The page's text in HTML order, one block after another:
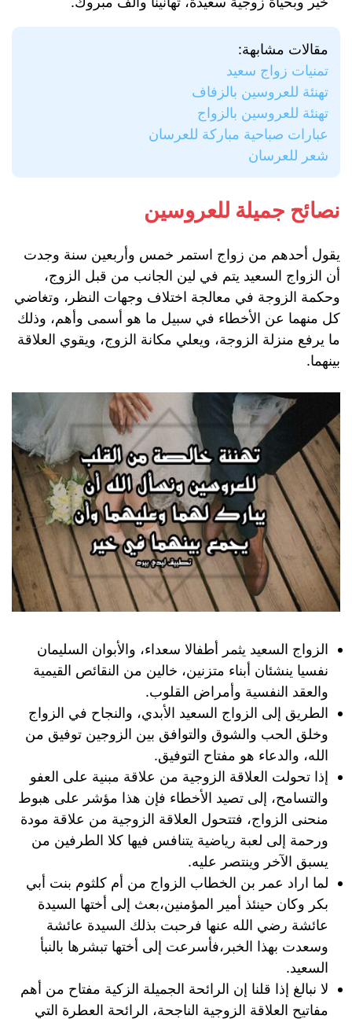
مقالات مشابهة:
تمنيات زواج سعيد
تهنئة للعروسين بالزفاف
تهنئة للعروسين بالزواج
عبارات صباحية مباركة للعرسان
شعر للعرسان
نصائح جميلة للعروسين
يقول أحدهم من زواج استمر خمس وأربعين سنة وجدت
أن الزواج السعيد يتم في لين الجانب من قبل الزوج،
وحكمة الزوجة في معالجة اختلاف وجهات النظر، وتغاضي
كل منهما عن الأخطاء في سبيل ما هو أسمى وأهم، وذلك
ما يرفع منزلة الزوجة، ويعلي مكانة الزوج، ويقوي العلاقة
بينهما.
الزواج السعيد يثمر أطفالا سعداء، والأبوان السليمان
نفسيا ينشئان أبناء متزنين، خالين من النقائص القيمية
والعقد النفسية وأمراض القلوب.
الطريق إلى الزواج السعيد الأبدي، والنجاح في الزواج
وخلق الحب والشوق والتوافق بين الزوجين توفيق من
الله، والدعاء هو مفتاح التوفيق.
إذا تحولت العلاقة الزوجية من علاقة مبنية على العفو
والتسامح، إلى تصيد الأخطاء فإن هذا مؤشر على هبوط
منحنى الزواج، فتتحول العلاقة الزوجية من علاقة مودة
ورحمة إلى لعبة رياضية يتنافس فيها كلا الطرفين من
يسبق الآخر وينتصر عليه.
لما اراد عمر بن الخطاب الزواج من أم كلثوم بنت أبي
بكر وكان حينئذ أمير المؤمنين،بعث إلى أختها السيدة
عائشة رضي الله عنها فرحبت بذلك السيدة عائشة
وسعدت بهذا الخبر،فأسرعت إلى أختها تبشرها بالنبأ
السعيد.
لا نبالغ إذا قلنا إن الرائحة الجميلة الزكية مفتاح من أهم
مفاتيح العلاقة الزوجية الناجحة، الرائحة العطرة التي